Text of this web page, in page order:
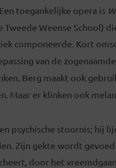
toegankelijke opera is
Tweede Weense School)
componeerde. Kort
van de zogenaamde
Berg maakt ook
Maar er klinken ook
psychische stoornis; hij
Zijn gekte wordt
door het